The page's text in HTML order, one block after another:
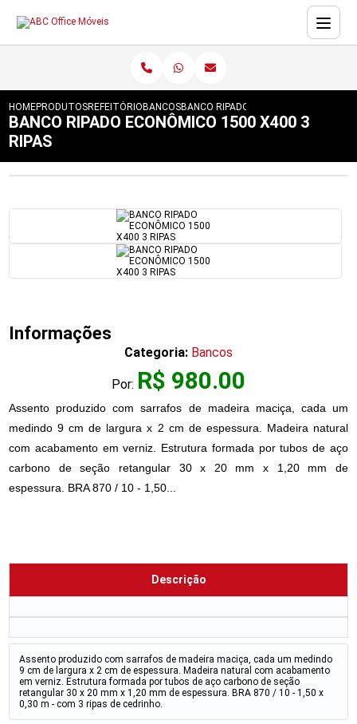
HOMEPRODUTOSREFEITÓRIO BANCOSBANCO RIPADO ECONÔMICO 1500
BANCO RIPADO ECONÔMICO 1500 X400 3
RIPAS
Informações
Categoria: Bancos
Por: R$ 980.00
Assento produzido com sarrafos de madeira maciça, cada um
medindo 9 cm de largura x 2 cm de espessura. Madeira natural
com acabamento em verniz. Estrutura formada por tubos de aço
carbono de seção retangular 30 x 20 mm x 1,20 mm de
espessura. BRA 870 / 10 - 1,50...
Descrição
Assento produzido com sarrafos de madeira maciça, cada um medindo
9 cm de largura x 2 cm de espessura. Madeira natural com acabamento
em verniz. Estrutura formada por tubos de aço carbono de seção
retangular 30 x 20 mm x 1,20 mm de espessura. BRA 870 / 10 - 1,50 x
0,30 m - com 3 ripas de cedrinho.